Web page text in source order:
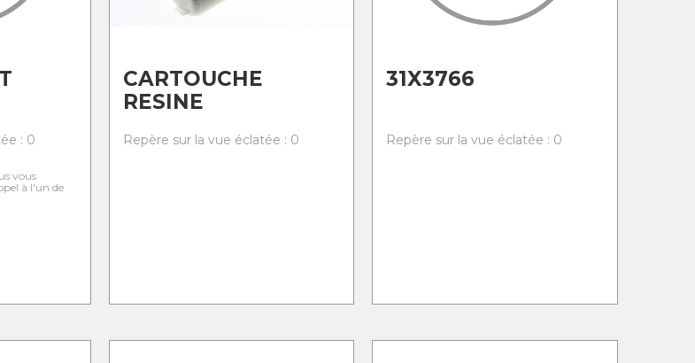
: 0
vous
à l'un de
CARTOUCHE
RESINE
Repère sur la vue éclatée : 0
31X3766
Repère sur la vue éclatée : 0